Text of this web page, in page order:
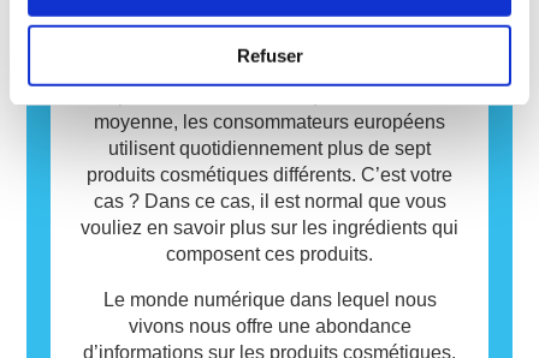
Refuser
Les produits cosmétiques peuvent contenir
allergènes pour certaines personnes. Cela ne
signifie pas que le produit n’est pas sûr pour
les autres.
Base de données
Les produits cosmétiques jouent un rôle
moyenne, les consommateurs européens
utilisent quotidiennement plus de sept
produits cosmétiques différents. C’est votre
cas ? Dans ce cas, il est normal que vous
vouliez en savoir plus sur les ingrédients qui
composent ces produits.
Le monde numérique dans lequel nous
vivons nous offre une abondance
d’informations sur les produits cosmétiques.